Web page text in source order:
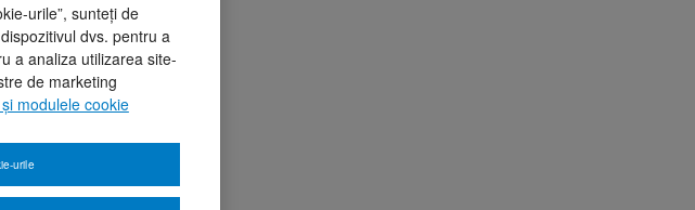
urile”, sunteți de
dvs. pentru a
a analiza utilizarea site-
de marketing
modulele cookie
urile